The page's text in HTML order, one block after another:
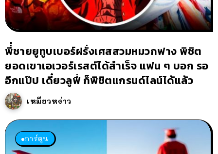
พี่่ชายยูทูบเบอร์ฝรั่งเศสสวมหมวกฟาง พิชิต
ยอดเขาเอเวอร์เรสต์ได้สำเร็จ แฟน ๆ บอก รอ
อีกแป๊ป เดี๋ยวลูฟี่ ก็พิชิตแกรนด์ไลน์ได้แล้ว
เหมียวหง่าว
การ์ตูน